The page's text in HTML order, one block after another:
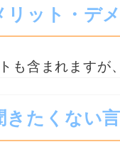
リット・デ
も含まれますが
きたくない